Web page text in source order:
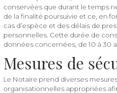
conservées que durant le temps
de la finalité poursuivie et ce, en
cas d’espèce et des délais de
personnelles. Cette durée de
données concernées, de 10 à 30
Mesures de
Le Notaire prend diverses
organisationnelles appropriées